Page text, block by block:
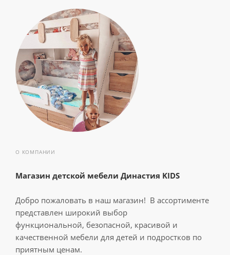
О КОМПАНИИ
Магазин детской мебели Династия KIDS
Добро пожаловать в наш магазин! В ассортименте
представлен широкий выбор
функциональной, безопасной, красивой и
качественной мебели для детей и подростков по
приятным ценам.